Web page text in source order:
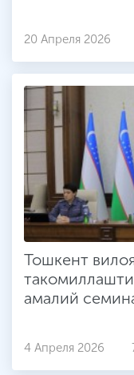
20 Апреля 2026
Тошкент
амалий
4 Апреля 2026